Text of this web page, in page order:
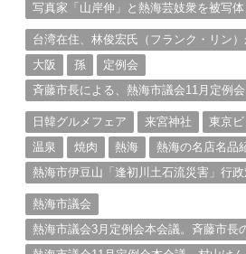
写真家「山岸伸」と熱海芸妓衆を被写
台湾在住、林俊宏氏（フランク・リン
大阪
孫
定例会
斉藤市長による、熱海市議会11月定例
日韓グルメフェア
来宮神社 東京
温泉
焼肉 熱海
熱海の名店名品
熱海市伊豆山「逢初川土石流災害」行
熱海市議会
熱海市議会3月定例会本会議。斉藤市長